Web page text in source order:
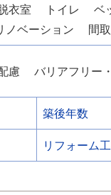
衣室 トイレ ベ
ノベーション
間
慮 バリアフリー
築後年数
リフォーム